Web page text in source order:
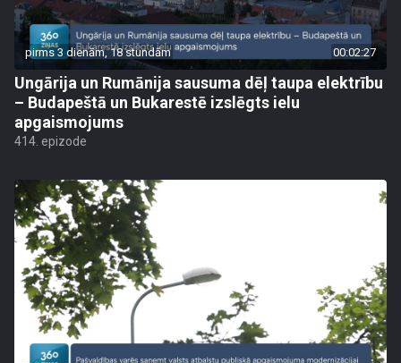
pirms 3 dienām, 18 stundām 00:02:27
Ungārija un Rumānija sausuma dēļ taupa elektrību
– Budapeštā un Bukarestē izslēgts ielu
apgaismojums
414. epizode